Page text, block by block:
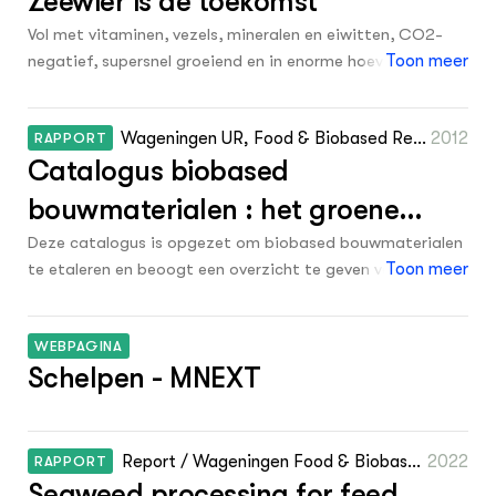
0
18750
1874
18730
0
1871
18700
18690
18680
18660
0
Vol met vitaminen, vezels, mineralen en eiwitten, CO2-
negatief, supersnel groeiend en in enorme hoeveelheden
die op land wordt gekweekt. Seaweedland is bezig het
proces te optimaliseren, met steun van de NOM.
Toon meer
RAPPORT
Wageningen UR, Food & Biobased Rese 2012
Catalogus biobased
bouwmaterialen : het groene
bouwen
Deze catalogus is opgezet om biobased bouwmaterialen
te etaleren en beoogt een overzicht te geven van
catalogus heeft als doel de grondstoffen, materialen,
producten en diensten die betrekking hebben op
biobased bouwen zoveel mogelijk te rubriceren naar
Toon meer
WEBPAGINA
Schelpen - MNEXT
RAPPORT
Report / Wageningen Food & Biobased
Research 2374.
2022